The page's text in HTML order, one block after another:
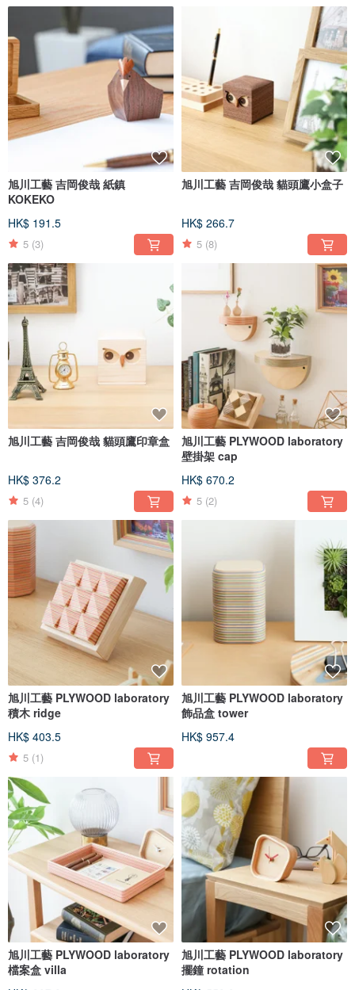
旭川工藝 吉岡俊哉 紙鎮
KOKEKO
HK$ 191.5
5 (3)
旭川工藝 吉岡俊哉 貓頭鷹小盒子
HK$ 266.7
5 (8)
旭川工藝 吉岡俊哉 貓頭鷹印章盒
HK$ 376.2
5 (4)
旭川工藝 PLYWOOD laboratory
壁掛架 cap
HK$ 670.2
5 (2)
旭川工藝 PLYWOOD laboratory
積木 ridge
HK$ 403.5
5 (1)
旭川工藝 PLYWOOD laboratory
飾品盒 tower
HK$ 957.4
旭川工藝 PLYWOOD laboratory
檔案盒 villa
旭川工藝 PLYWOOD laboratory
擺鐘 rotation